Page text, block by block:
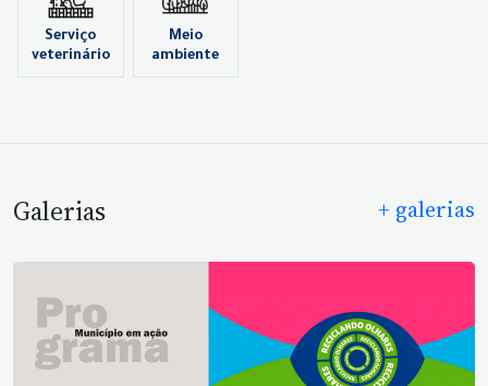
Serviço
veterinário
Meio
ambiente
Galerias + galerias